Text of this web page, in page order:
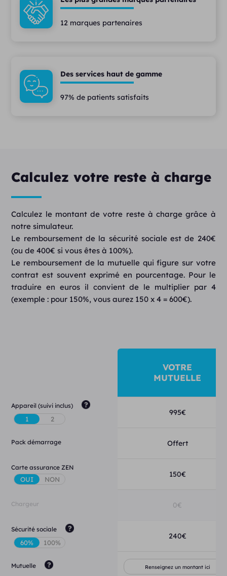
12 marques partenaires
Des services haut de gamme
97% de patients satisfaits
Calculez votre reste à charge
Calculez le montant de votre reste à charge grâce à
notre simulateur.
Le remboursement de la sécurité sociale est de 240€
(ou de 400€ si vous êtes à 100%).
Le remboursement de la mutuelle qui figure sur votre
contrat est souvent exprimé en pourcentage. Pour le
traduire en euros il convient de le multiplier par 4
(exemple : pour 150%, vous aurez 150 x 4 = 600€).
VOTRE
MUTUELLE
Appareil (suivi inclus)
995€
Pack démarrage Offert
Carte assurance ZEN
150€
Chargeur 0€
Sécurité sociale
240€
Mutuelle